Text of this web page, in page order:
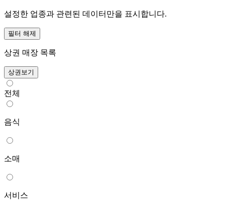
설정한 업종과 관련된 데이터만을 표시합니다.
필터 해제
상권 매장 목록
상권보기
전체
음식
소매
서비스